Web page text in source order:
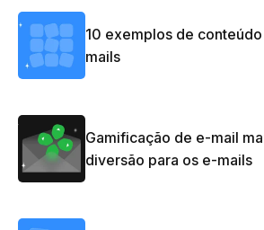
10 exemplos de
mails
Gamificação de e-mail
diversão para os e-mails